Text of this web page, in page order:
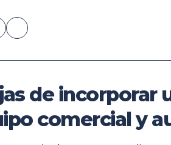
de incorporar
comercial y